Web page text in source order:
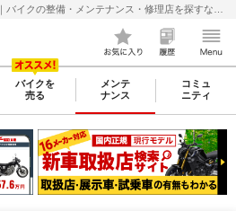
バイクを
売る
メンテ
ナンス
コミュ
ニティ